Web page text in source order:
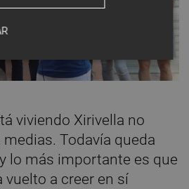
viviendo Xirivella no
Todavía queda
lo más importante es que
a creer en sí